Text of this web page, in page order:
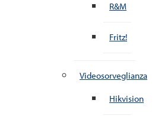
R&M
Fritz!
Videosorveglianza
Hikvision